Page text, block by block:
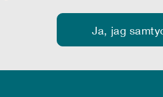
Ja, jag